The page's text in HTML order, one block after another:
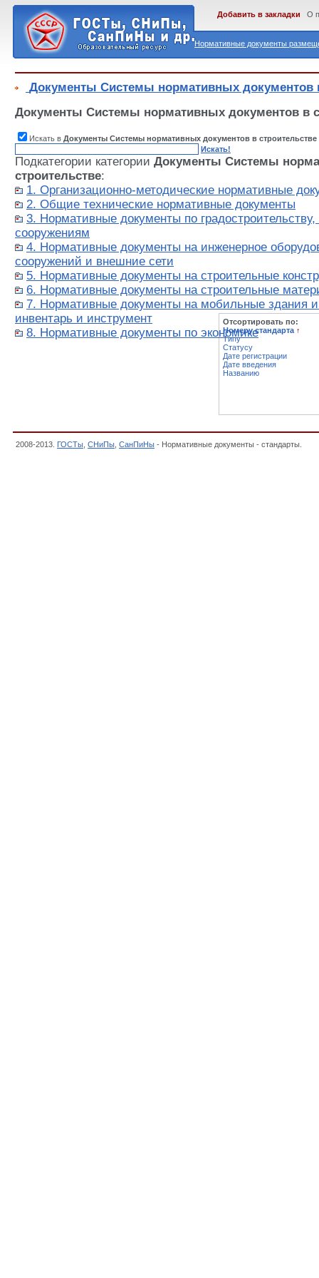
Нормативные документы
Добавить в закладки О
Документы Системы нормативных документов
Документы Системы нормативных документов в
Искать в Документы Системы нормативных документов в строительстве
Искать!
Подкатегории категории Документы Системы
строительстве:
1. Организационно-методические нормативные
2. Общие технические нормативные документы
3. Нормативные документы по
сооружениям
4. Нормативные документы на инженерное
сооружений и внешние сети
5. Нормативные документы на строительные
6. Нормативные документы на строительные
7. Нормативные документы на мобильные здания и
инвентарь и инструмент
8. Нормативные документы по экономике
Отсортировать по:
Номеру стандарта ↑
Типу
Статусу
Дате регистрации
Дате введения
Названию
2008-2013. ГОСТы СНиПы СанПиНы - Нормативные документы - стандарты.